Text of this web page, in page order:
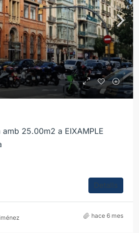
25.00m2 a EIXAMPLE
Detalls
hace 6 mes